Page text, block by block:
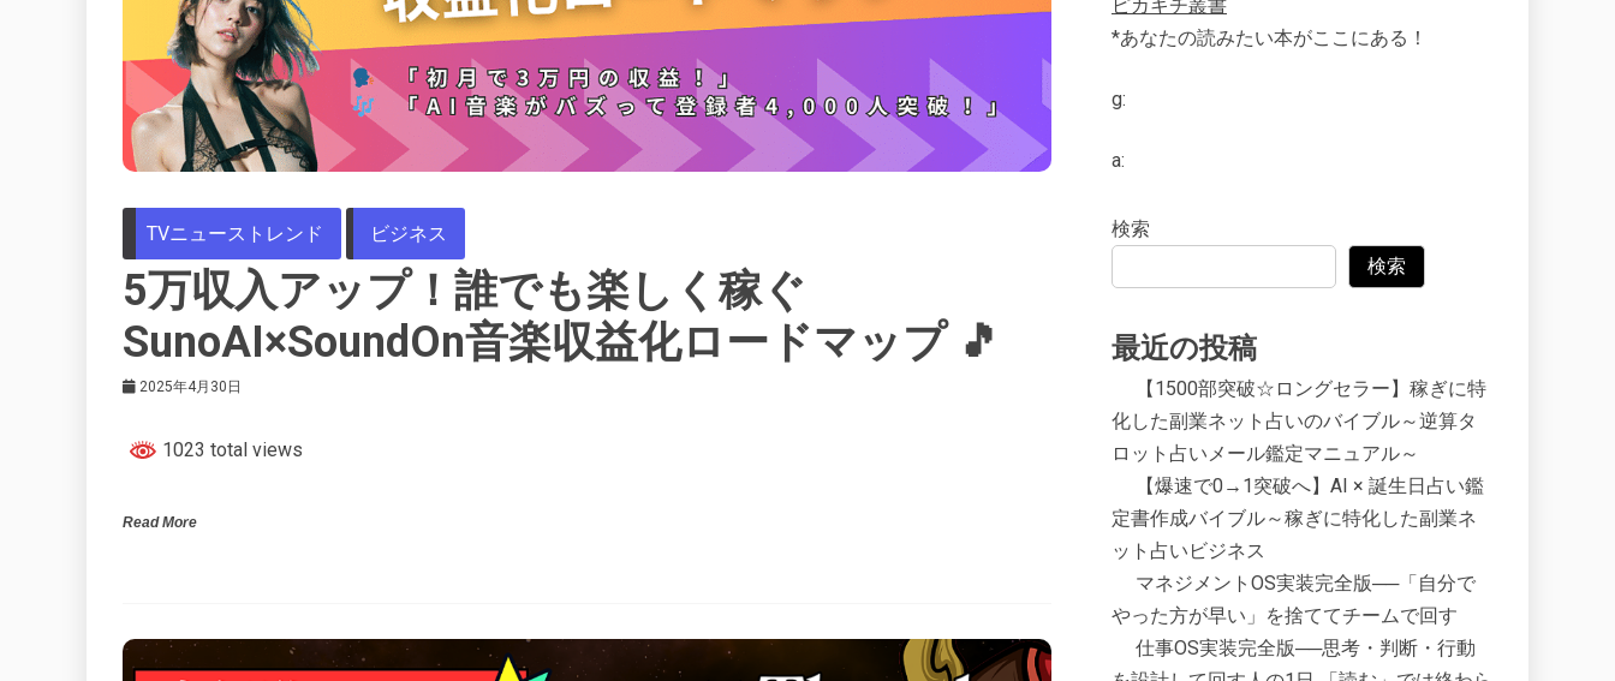
TVニューストレンド ビジネス
5万収入アップ！誰でも楽しく稼ぐ
SunoAI×SoundOn音楽収益化ロードマップ 🎵
2025年4月30日
1023 total views
Read More
ピカキチ叢書
*あなたの読みたい本がここにある！
g:
a:
検索
検索
最近の投稿
【1500部突破☆ロングセラー】稼ぎに特
化した副業ネット占いのバイブル～逆算タ
ロット占いメール鑑定マニュアル～
【爆速で0→1突破へ】AI × 誕生日占い鑑
定書作成バイブル～稼ぎに特化した副業ネ
ット占いビジネス
マネジメントOS実装完全版──「自分で
やった方が早い」を捨ててチームで回す
仕事OS実装完全版──思考・判断・行動